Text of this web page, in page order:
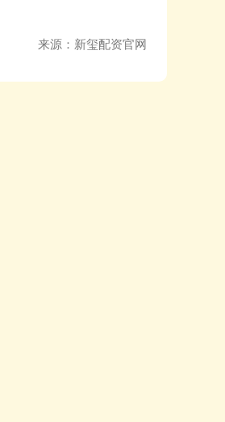
来源：新玺配资官网